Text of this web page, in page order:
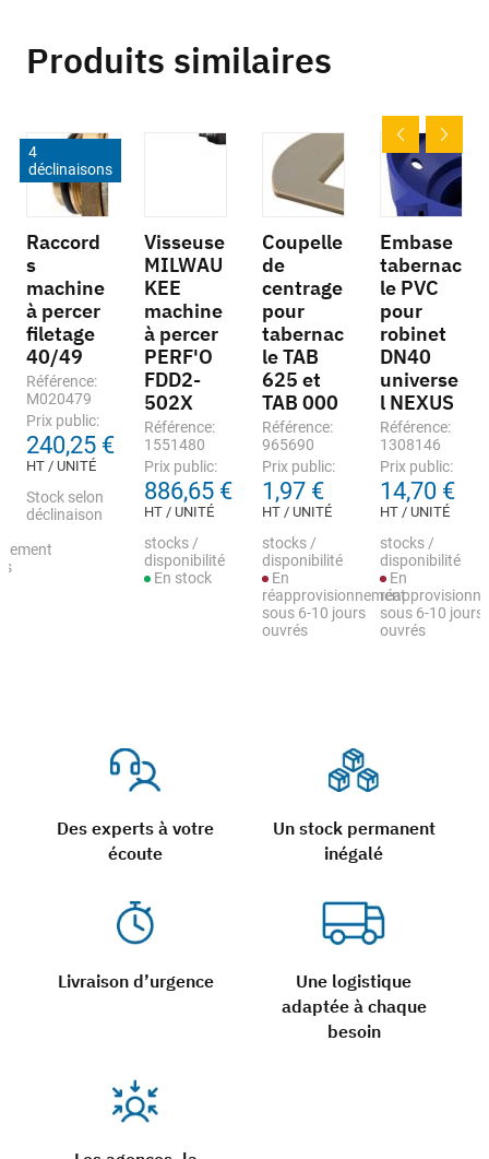
Des experts à votre
écoute
Un stock permanent
inégalé
Livraison d’urgence
Une logistique
adaptée à chaque
besoin
Produits similaires
4
déclinaisons
Raccord
s
machine
à percer
filetage
40/49
Référence:
M020479
Prix public:
240,25 €
HT / UNITÉ
Stock selon
déclinaison
Visseuse
MILWAU
KEE
machine
à percer
PERF'O
FDD2-
502X
Référence:
1551480
Prix public:
886,65 €
HT / UNITÉ
stocks /
disponibilité
En stock
Coupelle
de
centrage
pour
tabernac
le TAB
625 et
TAB 000
Référence:
965690
Prix public:
1,97 €
HT / UNITÉ
stocks /
disponibilité
En
réapprovisionnement
sous 6-10 jours
ouvrés
Embase
tabernac
le PVC
pour
robinet
DN40
universe
l NEXUS
Référence:
1308146
Prix public:
14,70 €
HT / UNITÉ
stocks /
disponibilité
En
sous 6-10 jours
ouvrés